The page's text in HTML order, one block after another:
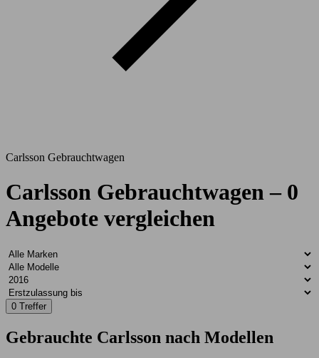
Carlsson Gebrauchtwagen
Carlsson Gebrauchtwagen – 0
Angebote vergleichen
0 Treffer
Gebrauchte Carlsson nach Modellen